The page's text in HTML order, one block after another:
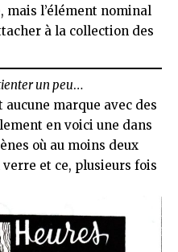
mais l’élément nominal
à la collection des
un peu…
aucune marque avec des
en voici une dans
où au moins deux
verre et ce, plusieurs fois